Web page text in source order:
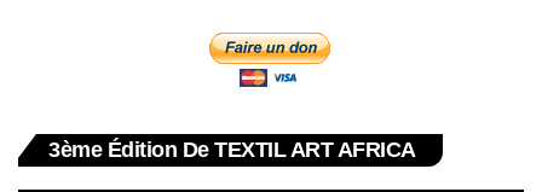
3ème Édition De TEXTIL ART AFRICA